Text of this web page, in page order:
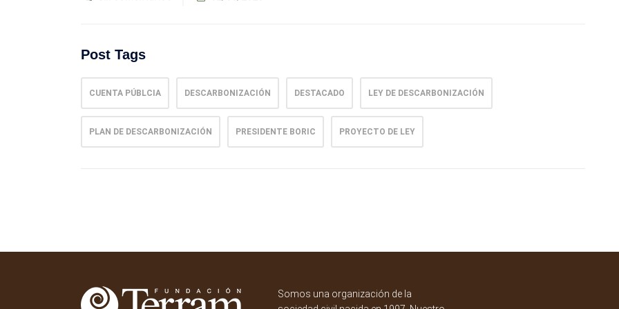
Post Tags
CUENTA PÚBLCIA DESCARBONIZACIÓN DESTACADO LEY DE DESCARBONIZACIÓN
PLAN DE DESCARBONIZACIÓN PRESIDENTE BORIC PROYECTO DE LEY
Somos una organización de la